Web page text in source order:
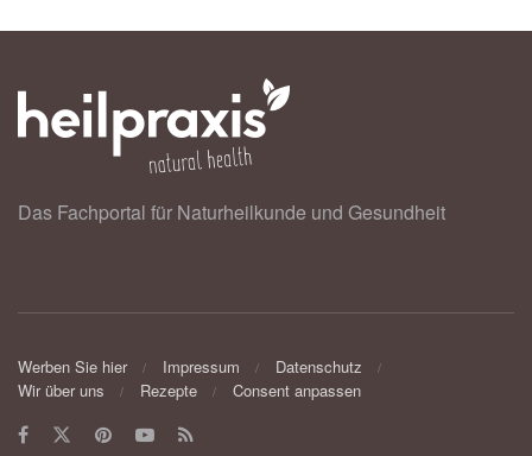
Das Fachportal für Naturheilkunde und Gesundheit
Werben Sie hier Impressum
Datenschutz
Wir über uns
Rezepte Consent anpassen